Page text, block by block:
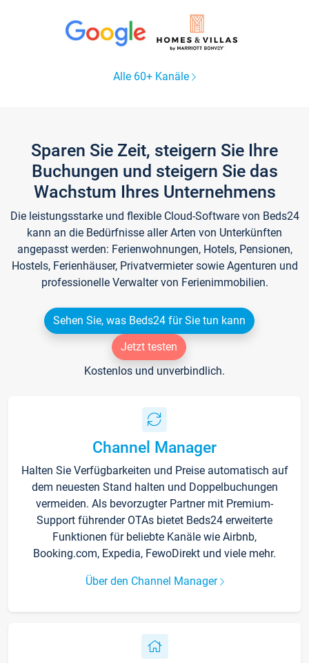
Alle 60+ Kanäle
Sparen Sie Zeit, steigern Sie Ihre
Buchungen und steigern Sie das
Wachstum Ihres Unternehmens
Die leistungsstarke und flexible Cloud-Software von Beds24
kann an die Bedürfnisse aller Arten von Unterkünften
angepasst werden: Ferienwohnungen, Hotels, Pensionen,
Hostels, Ferienhäuser, Privatvermieter sowie Agenturen und
professionelle Verwalter von Ferienimmobilien.
Sehen Sie, was Beds24 für Sie tun kann
Jetzt testen
Kostenlos und unverbindlich.
Channel Manager
Halten Sie Verfügbarkeiten und Preise automatisch auf
dem neuesten Stand halten und Doppelbuchungen
vermeiden. Als bevorzugter Partner mit Premium-
Support führender OTAs bietet Beds24 erweiterte
Funktionen für beliebte Kanäle wie Airbnb,
Booking.com, Expedia, FewoDirekt und viele mehr.
Über den Channel Manager